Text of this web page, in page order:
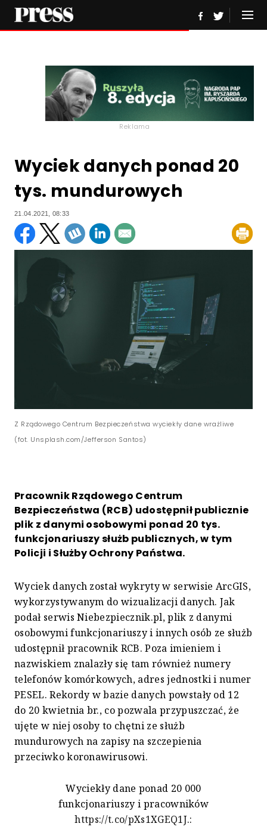
Reklama
Wyciek danych ponad 20
tys. mundurowych
21.04.2021, 08:33
Z Rządowego Centrum Bezpieczeństwa wyciekły dane wrażliwe
(fot. Unsplash.com/Jefferson Santos)
Pracownik Rządowego Centrum
Bezpieczeństwa (RCB) udostępnił publicznie
plik z danymi osobowymi ponad 20 tys.
funkcjonariuszy służb publicznych, w tym
Policji i Służby Ochrony Państwa.
Wyciek danych został wykryty w serwisie ArcGIS,
wykorzystywanym do wizualizacji danych. Jak
podał serwis Niebezpiecznik.pl, plik z danymi
osobowymi funkcjonariuszy i innych osób ze służb
udostępnił pracownik RCB. Poza imieniem i
nazwiskiem znalazły się tam również numery
telefonów komórkowych, adres jednostki i numer
PESEL. Rekordy w bazie danych powstały od 12
do 20 kwietnia br., co pozwala przypuszczać, że
ujęte w niej osoby to chętni ze służb
mundurowych na zapisy na szczepienia
przeciwko koronawirusowi.
Wyciekły dane ponad 20 000
funkcjonariuszy i pracowników
https://t.co/pXs1XGEQ1J.: